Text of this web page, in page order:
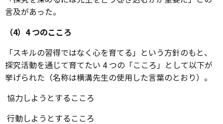
言及があった。
（4）4 つのこころ
「スキルの習得ではなく心を育てる」という方針のもと、
探究活動を通じて育てたい 4 つの「こころ」として以下が
挙げられた（名称は横溝先生の使用した言葉のとおり）。
協力しようとするこころ
行動しようとするこころ